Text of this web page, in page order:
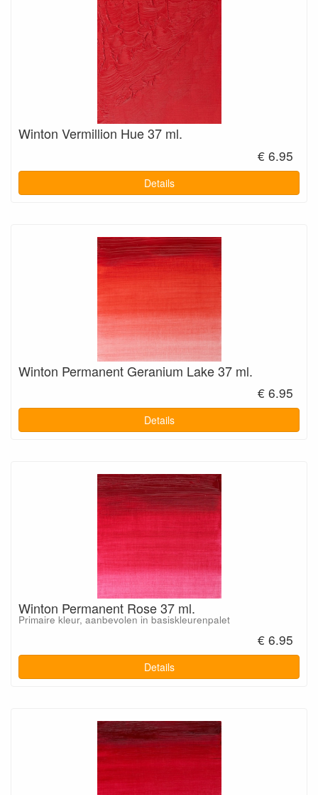
Winton Vermillion Hue 37 ml.
€ 6.95
Details
Winton Permanent Geranium Lake 37 ml.
€ 6.95
Details
Winton Permanent Rose 37 ml.
Primaire kleur, aanbevolen in basiskleurenpalet
€ 6.95
Details